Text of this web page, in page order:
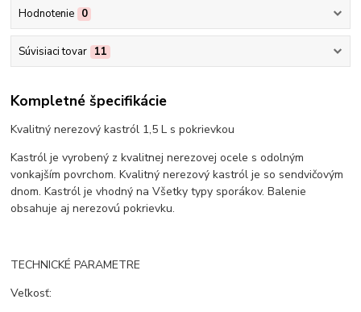
Hodnotenie 0
Súvisiaci tovar 11
Kompletné špecifikácie
Kvalitný nerezový kastról 1,5 L s pokrievkou
Kastról je vyrobený z kvalitnej nerezovej ocele s odolným
vonkajším povrchom. Kvalitný nerezový kastról je so sendvičovým
dnom. Kastról je vhodný na Všetky typy sporákov. Balenie
obsahuje aj nerezovú pokrievku.
TECHNICKÉ PARAMETRE
Veľkosť: